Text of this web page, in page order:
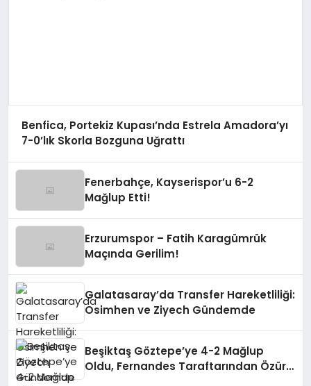
Benfica, Portekiz Kupası’nda Estrela Amadora’yı
7-0’lık Skorla Bozguna Uğrattı
Fenerbahçe, Kayserispor’u 6-2
Mağlup Etti!
Erzurumspor – Fatih Karagümrük
Maçında Gerilim!
Galatasaray’da Transfer Hareketliliği:
Osimhen ve Ziyech Gündemde
Beşiktaş Göztepe’ye 4-2 Mağlup
Oldu, Fernandes Taraftarından Özür